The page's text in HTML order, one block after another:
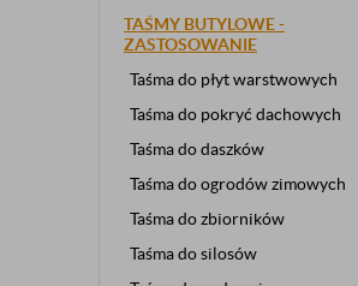
TAŚMY BUTYLOWE -
ZASTOSOWANIE
Taśma do płyt warstwowych
Taśma do pokryć dachowych
Taśma do daszków
Taśma do ogrodów zimowych
Taśma do zbiorników
Taśma do silosów